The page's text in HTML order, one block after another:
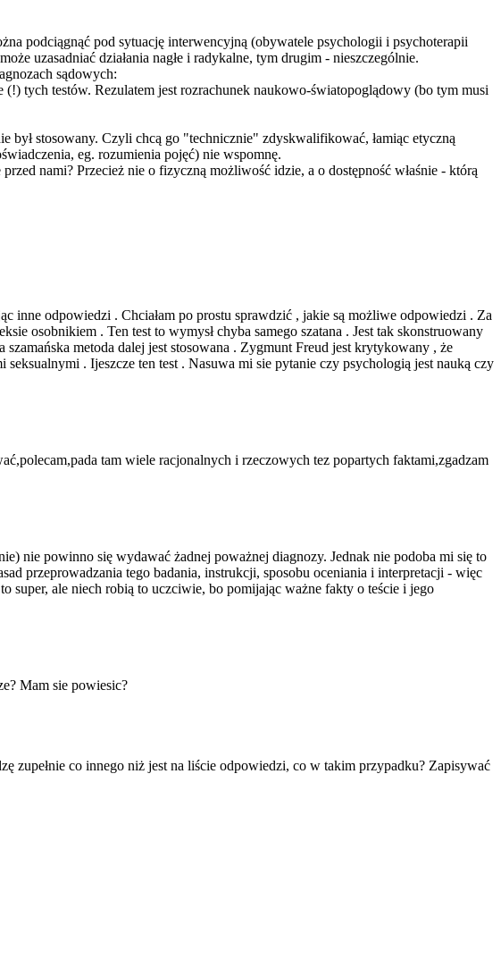
podciągnąć pod sytuację interwencyjną (obywatele psychologii i psychoterapii
uzasadniać działania nagłe i radykalne, tym drugim - nieszczególnie.
sądowych:
(!) tych testów. Rezulatem jest rozrachunek naukowo-światopoglądowy (bo tym musi
był stosowany. Czyli chcą go "technicznie" zdyskwalifikować, łamiąc etyczną
eg. rozumienia pojęć) nie wspomnę.
nami? Przecież nie o fizyczną możliwość idzie, a o dostępność właśnie - którą
inne odpowiedzi . Chciałam po prostu sprawdzić , jakie są możliwe odpowiedzi . Za
osobnikiem . Ten test to wymysł chyba samego szatana . Jest tak skonstruowany
metoda dalej jest stosowana . Zygmunt Freud jest krytykowany , że
. Ijeszcze ten test . Nasuwa mi sie pytanie czy psychologią jest nauką czy
ecam,pada tam wiele racjonalnych i rzeczowych tez popartych faktami,zgadzam
nie powinno się wydawać żadnej poważnej diagnozy. Jednak nie podoba mi się to
przeprowadzania tego badania, instrukcji, sposobu oceniania i interpretacji - więc
super, ale niech robią to uczciwie, bo pomijając ważne fakty o teście i jego
Mam sie powiesic?
zupełnie co innego niż jest na liście odpowiedzi, co w takim przypadku? Zapisywać